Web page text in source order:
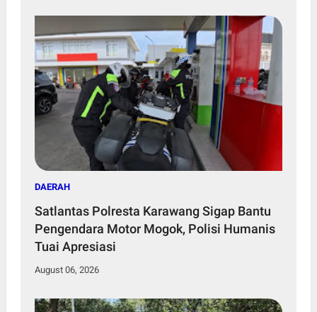
DAERAH
Satlantas Polresta Karawang Sigap Bantu
Pengendara Motor Mogok, Polisi Humanis
Tuai Apresiasi
August 06, 2026